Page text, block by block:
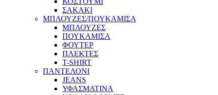
ΣΑΚΑΚΙ
ΜΠΛΟΥΖΕΣ/ΠΟΥΚΑΜΙΣΑ
ΜΠΛΟΥΖΕΣ
ΠΟΥΚΑΜΙΣΑ
ΦΟΥΤΕΡ
ΠΛΕΚΤΕΣ
T-SHIRT
ΠΑΝΤΕΛΟΝΙ
JEANS
ΥΦΑΣΜΑΤΙΝΑ